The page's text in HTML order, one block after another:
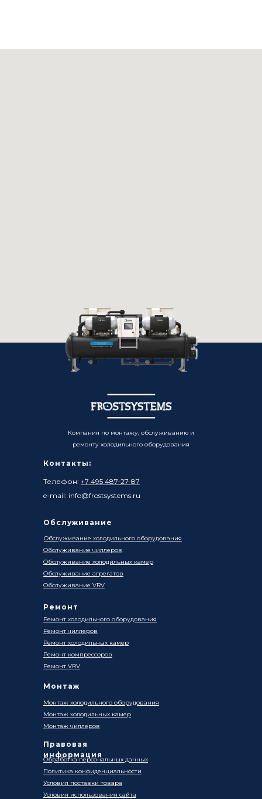
Контакты:
Телефон: +7 495 487-27-87
e-mail: info@frostsystems.ru
Ремонт
Обработка персональных данных
Политика конфиденциальности
Условия поставки товара
Условия использования сайта
Компания по монтажу, обслуживанию и
ремонту холодильного оборудования
Ремонт холодильного оборудования
Ремонт чиллеров
Ремонт холодильных камер
Ремонт компрессоров
Ремонт VRV
Монтаж
Правовая
информация
Монтаж холодильного оборудования
Монтаж чиллеров
Монтаж холодильных камер
Обслуживание
Обслуживание холодильного оборудования
Обслуживание чиллеров
Обслуживание холодильных камер
Обслуживание агрегатов
Обслуживание VRV